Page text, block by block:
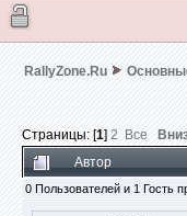
RallyZone.Ru
Страницы: [1] 2 Все
Автор
0 Пользователей и 1 Гость